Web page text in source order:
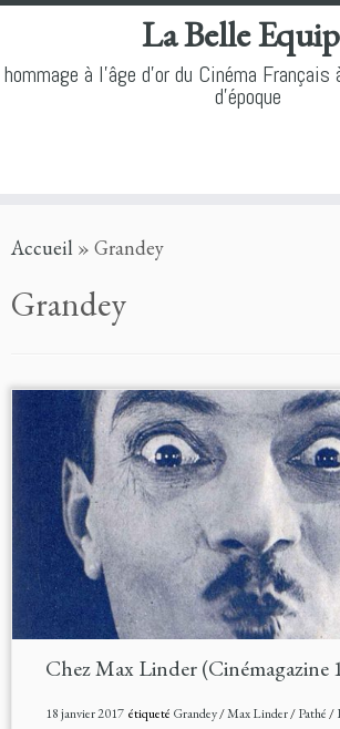
to
La Belle
hommage à l'âge d'or du Cinéma
d'époque
Accueil » Grandey
Grandey
Chez Max Linder (Cinémagazine
18 janvier 2017étiqueté Grandey/Max Linder/Pathé/